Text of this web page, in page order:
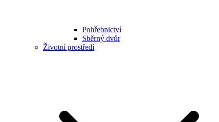
Pohřebnictví
Sběrný dvůr
Životní prostředí